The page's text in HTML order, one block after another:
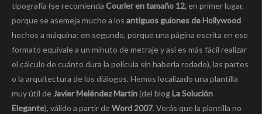
tipografía (se recomienda Courier en tamaño 12,en primer lugar,
porque se asemeja mucho a los antiguos guiones de Hollywood
hechos a máquina; en segundo, porque una página escrita en ese
formato equivale a un minuto de metraje y así es más fácil realizar
el cálculo de cuánto dura la película sin haberla rodado), las partes
o la arquitectura de los diálogos. Hemos localizado una plantilla
muy útil de Javier Meléndez Martín(del blogLa Solución
Elegante), válido a partir deWord 2007. Verás que la plantilla no